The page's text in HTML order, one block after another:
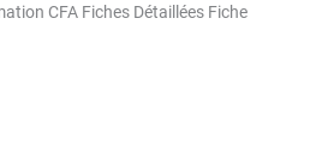
CFA Fiches Détaillées Fiche